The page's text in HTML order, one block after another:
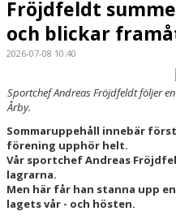
STÖDMEDLEMSKAP
Fröjdfeldt
och blickar
2026-07-08 10:40
Sportchef Andreas Fröjdfeldt följer
Årby.
Sommaruppehåll innebär
förening upphör helt.
Vår sportchef Andreas
lagrarna.
Men här får han stanna upp
lagets vår - och hösten.